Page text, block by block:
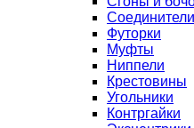
Футорки
Муфты
Ниппели
Крестовины
Угольники
Контргайки